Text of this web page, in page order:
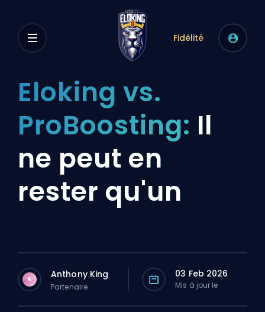
Fidélité
Eloking vs.
ProBoosting: Il
ne peut en
rester qu'un
A Anthony King
Partenaire
03 Feb 2026
Mis à jour le